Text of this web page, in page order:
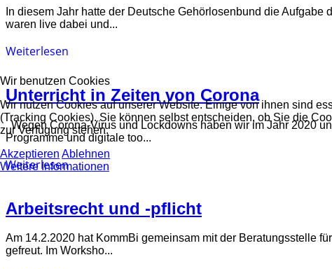
Wir benutzen Cookies
Wir nutzen Cookies auf unserer Website. Einige von ihnen sind
(Tracking Cookies). Sie können selbst entscheiden, ob Sie die
zur Verfügung stehen.
Akzeptieren Ablehnen
Weitere Informationen
In diesem Jahr hatte der Deutsche Gehörlosenbund die
waren live dabei und...
Weiterlesen
Unterricht in Zeiten von Corona
Wegen Corona-Virus und Lockdowns haben wir im Jahr 2020
Programme und digitale too...
Weiterlesen
Arbeitsrecht und -pflicht
Am 14.2.2020 hat KommBi gemeinsam mit der Beratungsstelle
gefreut. Im Worksho...